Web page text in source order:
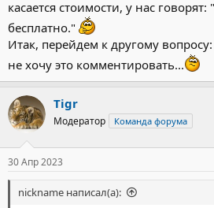
бомбардировщиков в свое время
"тихоходным" штурмовикам.
касается стоимости, у нас
бесплатно."
Итак, перейдем к другому
не хочу это комментировать...
Tigr
Модератор Команда форума
30 Апр 2023
nickname написал(а):